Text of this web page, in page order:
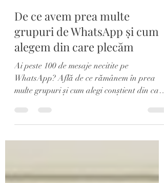
acum 5 zile
8 min de citit
De ce avem prea multe
grupuri de WhatsApp și cum
alegem din care plecăm
Ai peste 100 de mesaje necitite pe
multe grupuri și cum alegi conștient din care
să pleci.